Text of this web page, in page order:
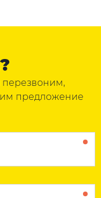
перезвоним,
предложение